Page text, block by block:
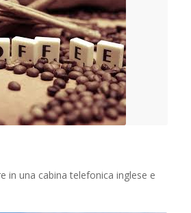
in una cabina telefonica inglese e